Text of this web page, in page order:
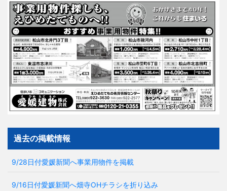
過去の掲載情報
9/28日付愛媛新聞へ事業用物件を掲載
9/16日付愛媛新聞へ畑寺OHチラシを折り込み